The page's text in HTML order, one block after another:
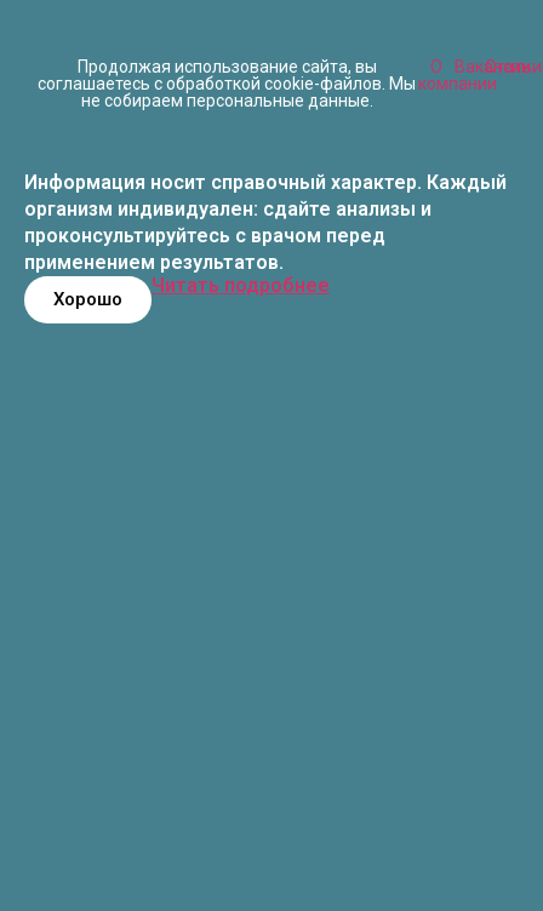
Продолжая использование сайта, вы
соглашаетесь с обработкой cookie-файлов. Мы
не собираем персональные данные.
О
компании
Вакансии
Статьи
Информация носит справочный характер. Каждый
организм индивидуален: сдайте анализы и
проконсультируйтесь с врачом перед
применением результатов.
Хорошо
Читать подробнее